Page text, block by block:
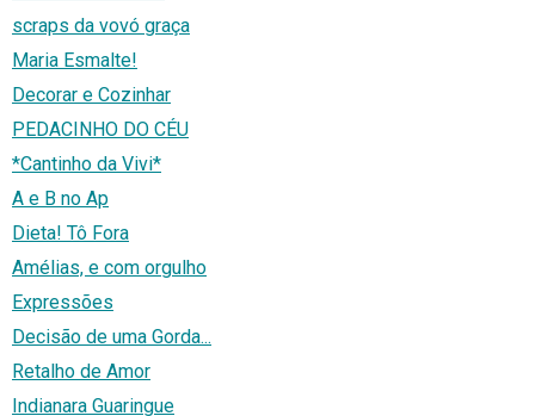
scraps da vovó graça
Maria Esmalte!
Decorar e Cozinhar
PEDACINHO DO CÉU
*Cantinho da Vivi*
A e B no Ap
Dieta! Tô Fora
Amélias, e com orgulho
Expressões
Decisão de uma Gorda...
Retalho de Amor
Indianara Guaringue